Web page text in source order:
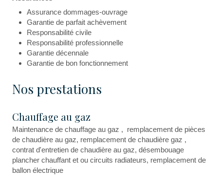
Assurance dommages-ouvrage
Garantie de parfait achèvement
Responsabilité civile
Responsabilité professionnelle
Garantie décennale
Garantie de bon fonctionnement
Nos prestations
Chauffage au gaz
Maintenance de chauffage au gaz , remplacement de pièces
de chaudière au gaz, remplacement de chaudière gaz ,
contrat d'entretien de chaudière au gaz, désembouage
plancher chauffant et ou circuits radiateurs, remplacement de
ballon électrique